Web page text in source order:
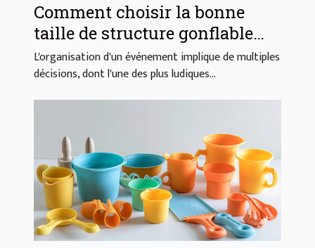
Comment choisir la bonne
taille de structure gonflable
pour votre événement
L'organisation d'un événement implique de multiples
décisions, dont l'une des plus ludiques...